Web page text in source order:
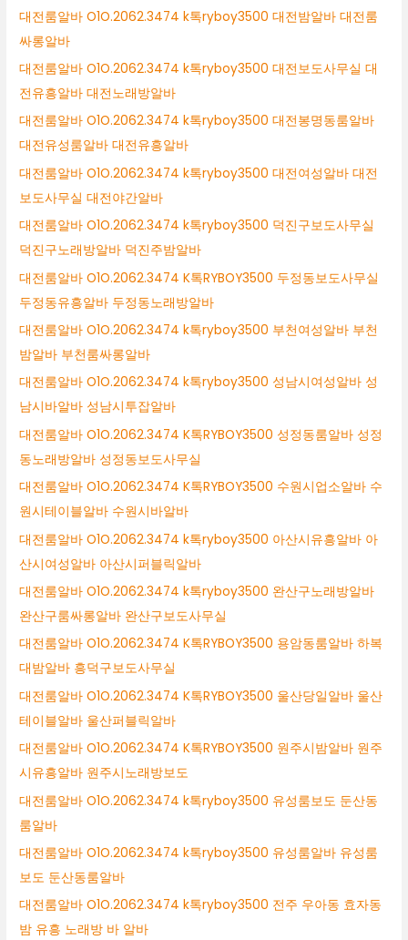
대전룸알바 O1O.2062.3474 k톡ryboy3500 대전밤알바 대전룸
싸롱알바
대전룸알바 O1O.2062.3474 k톡ryboy3500 대전보도사무실 대
전유흥알바 대전노래방알바
대전룸알바 O1O.2062.3474 k톡ryboy3500 대전봉명동룸알바
대전유성룸알바 대전유흥알바
대전룸알바 O1O.2062.3474 k톡ryboy3500 대전여성알바 대전
보도사무실 대전야간알바
대전룸알바 O1O.2062.3474 k톡ryboy3500 덕진구보도사무실
덕진구노래방알바 덕진주밤알바
대전룸알바 O1O.2062.3474 K톡RYBOY3500 두정동보도사무실
두정동유흥알바 두정동노래방알바
대전룸알바 O1O.2062.3474 k톡ryboy3500 부천여성알바 부천
밤알바 부천룸싸롱알바
대전룸알바 O1O.2062.3474 k톡ryboy3500 성남시여성알바 성
남시바알바 성남시투잡알바
대전룸알바 O1O.2062.3474 K톡RYBOY3500 성정동룸알바 성정
동노래방알바 성정동보도사무실
대전룸알바 O1O.2062.3474 K톡RYBOY3500 수원시업소알바 수
원시테이블알바 수원시바알바
대전룸알바 O1O.2062.3474 k톡ryboy3500 아산시유흥알바 아
산시여성알바 아산시퍼블릭알바
대전룸알바 O1O.2062.3474 k톡ryboy3500 완산구노래방알바
완산구룸싸롱알바 완산구보도사무실
대전룸알바 O1O.2062.3474 K톡RYBOY3500 용암동룸알바 하복
대밤알바 흥덕구보도사무실
대전룸알바 O1O.2062.3474 K톡RYBOY3500 울산당일알바 울산
테이블알바 울산퍼블릭알바
대전룸알바 O1O.2062.3474 K톡RYBOY3500 원주시밤알바 원주
시유흥알바 원주시노래방보도
대전룸알바 O1O.2062.3474 k톡ryboy3500 유성룸보도 둔산동
룸알바
대전룸알바 O1O.2062.3474 k톡ryboy3500 유성룸알바 유성룸
보도 둔산동룸알바
대전룸알바 O1O.2062.3474 k톡ryboy3500 전주 우아동 효자동
밤 유흥 노래방 바 알바